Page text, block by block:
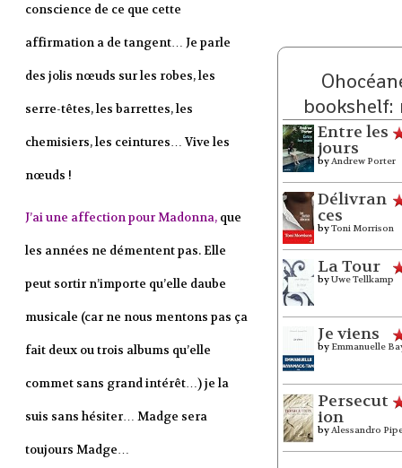
conscience de ce que cette
affirmation a de tangent… Je parle
des jolis nœuds sur les robes, les
serre-têtes, les barrettes, les
chemisiers, les ceintures… Vive les
nœuds !
J’ai une affection pour Madonna,que
les années ne démentent pas. Elle
peut sortir n’importe qu’elle daube
musicale (car ne nous mentons pas ça
fait deux ou trois albums qu’elle
commet sans grand intérêt…) je la
suis sans hésiter… Madge sera
toujours Madge…
bookshelf:
Entre les
jours
byAndrew Porter
Délivran
ces
byToni Morrison
La Tour
byUwe Tellkamp
Je viens
by Emmanuelle
Persecut
ion
byAlessandro